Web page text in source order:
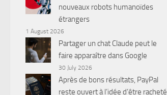
nouveaux robots humanoïdes
étrangers
1 August 2026
Partager un chat Claude peut le
faire apparaître dans Google
30 July 2026
Après de bons résultats, PayPal
reste ouvert à l’idée d’être racheté